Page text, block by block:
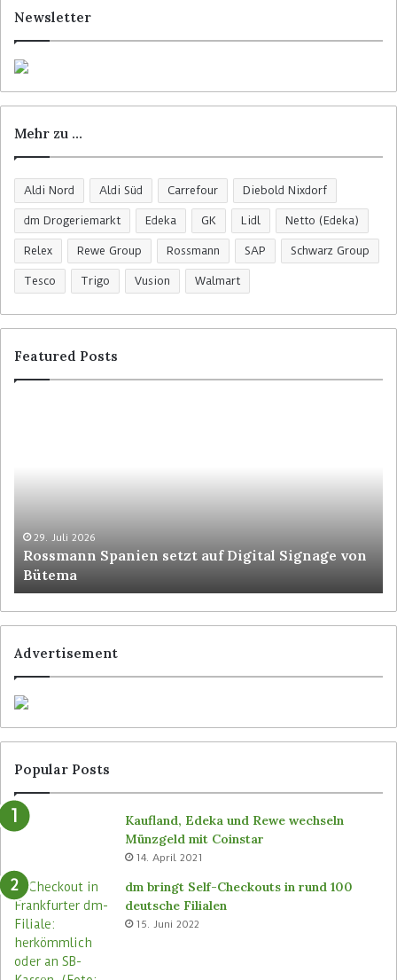
Newsletter
Mehr zu …
Aldi Nord Aldi Süd Carrefour Diebold Nixdorf
dm Drogeriemarkt Edeka GK Lidl Netto (Edeka)
Relex Rewe Group Rossmann SAP Schwarz Group
Tesco Trigo Vusion Walmart
Featured Posts
29. Juli 2026
Rossmann Spanien setzt auf Digital Signage von
Bütema
Advertisement
Popular Posts
Kaufland, Edeka und Rewe wechseln
Münzgeld mit Coinstar
14. April 2021
dm bringt Self-Checkouts in rund 100
deutsche Filialen
15. Juni 2022